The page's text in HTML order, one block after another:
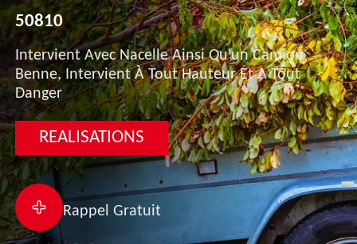
50810
Intervient Avec Nacelle Ainsi Qu'un Camion
Benne, Intervient À Tout Hauteur Et A Tout
Danger
REALISATIONS
Rappel Gratuit